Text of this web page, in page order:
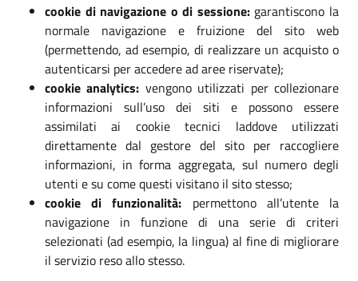
cookie di navigazione o di sessione:garantiscono la
normale navigazione e fruizione del sito web
(permettendo, ad esempio, di realizzare un acquisto o
autenticarsi per accedere ad aree riservate);
cookie analytics: vengono utilizzati per collezionare
informazioni sull’uso dei siti e possono essere
assimilati ai cookie tecnici laddove utilizzati
direttamente dal gestore del sito per raccogliere
informazioni, in forma aggregata, sul numero degli
utenti e su come questi visitano il sito stesso;
cookie di funzionalità: permettono all’utente la
navigazione in funzione di una serie di criteri
selezionati (ad esempio, la lingua) al fine di migliorare
il servizio reso allo stesso.